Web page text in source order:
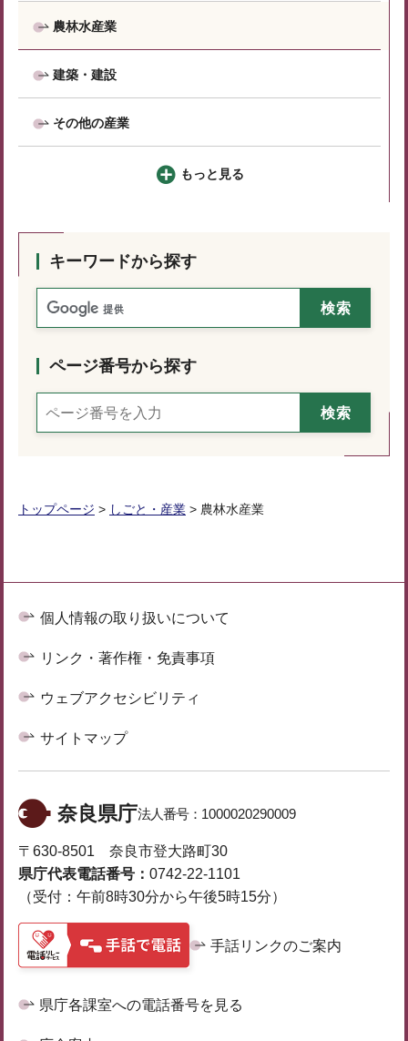
農林水産業
建築・建設
その他の産業
もっと見る
キーワードから探す
ページ番号から探す
トップページ > しごと・産業 > 農林水産業
個人情報の取り扱いについて
リンク・著作権・免責事項
ウェブアクセシビリティ
サイトマップ
奈良県庁法人番号： 1000020290009
〒630-8501 奈良市登大路町30
県庁代表電話番号： 0742-22-1101
（受付：午前8時30分から午後5時15分）
手話リンクのご案内
県庁各課室への電話番号を見る